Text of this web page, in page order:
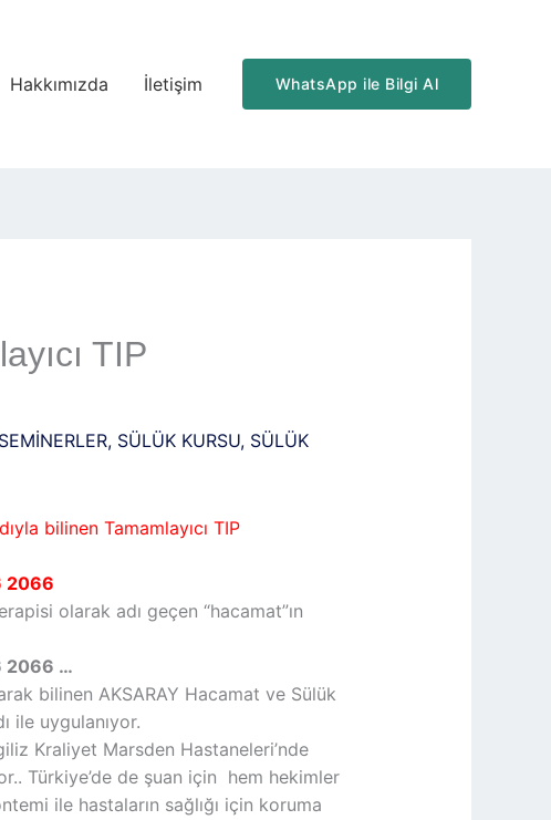
Hakkımızda İletişim WhatsApp ile Bilgi Al
TIP
SEMİNERLER, SÜLÜK KURSU, SÜLÜK
bilinen Tamamlayıcı TIP
2066
olarak adı geçen “hacamat”ın
2066 …
bilinen AKSARAY Hacamat ve Sülük
ile uygulanıyor.
Kraliyet Marsden Hastaneleri’nde
Türkiye’de de şuan için hem hekimler
ile hastaların sağlığı için koruma